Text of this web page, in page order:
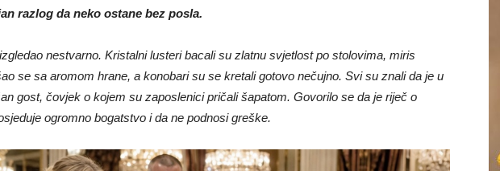
razlog da neko ostane bez posla.
nestvarno. Kristalni lusteri bacali su zlatnu svjetlost po stolovima, miris
se sa aromom hrane, a konobari su se kretali gotovo nečujno. Svi su znali da je u
gost, čovjek o kojem su zaposlenici pričali šapatom. Govorilo se da je riječ o
ogromno bogatstvo i da ne podnosi greške.